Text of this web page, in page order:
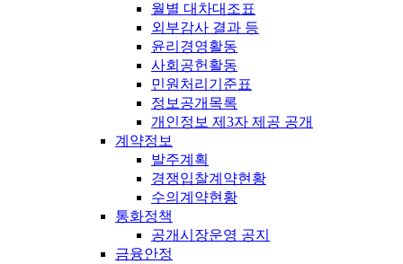
월별 대차대조표
외부감사 결과 등
윤리경영활동
사회공헌활동
민원처리기준표
정보공개목록
개인정보 제3자 제공 공개
계약정보
발주계획
경쟁입찰계약현황
수의계약현황
통화정책
공개시장운영 공지
금융안정